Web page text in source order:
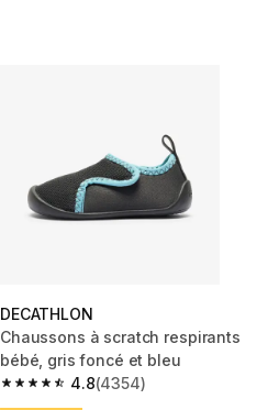
DECATHLON
Chaussons à scratch respirants
bébé, gris foncé et bleu
4.8
4.8 out of 5 stars from 4354 reviews
(4354)